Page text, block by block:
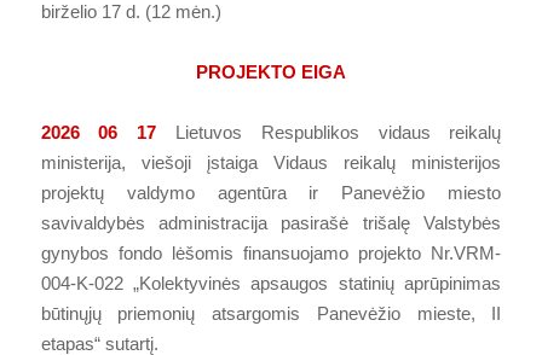
birželio 17 d. (12 mėn.)
PROJEKTO EIGA
2026 06 17 Lietuvos Respublikos vidaus reikalų
ministerija, viešoji įstaiga Vidaus reikalų ministerijos
projektų valdymo agentūra ir Panevėžio miesto
savivaldybės administracija pasirašė trišalę Valstybės
gynybos fondo lėšomis finansuojamo projekto Nr.VRM-
004-K-022 „Kolektyvinės apsaugos statinių aprūpinimas
būtinųjų priemonių atsargomis Panevėžio mieste, II
etapas“ sutartį.